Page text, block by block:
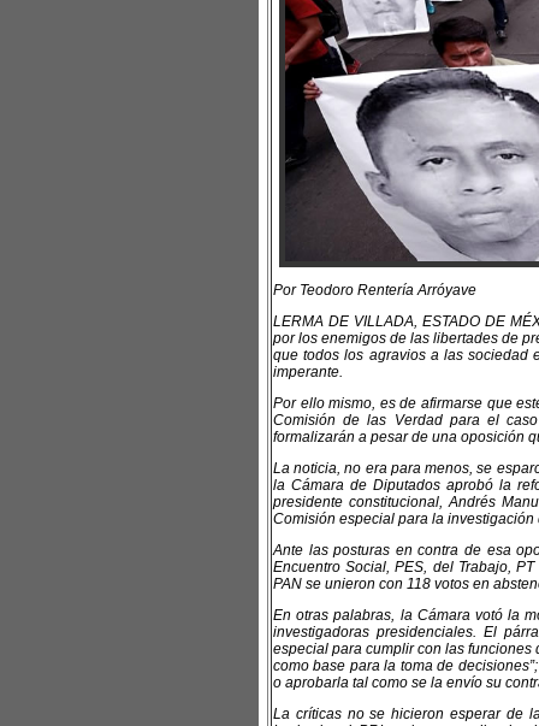
Por Teodoro Rentería Arróyave
LERMA DE VILLADA, ESTADO DE
por los enemigos de las libertades de
que todos los agravios a las sociedad
imperante.
Por ello mismo, es de afirmarse que
Comisión de las Verdad para el
formalizarán a pesar de una oposición
La noticia, no era para menos, se
la Cámara de Diputados aprobó la
presidente constitucional, Andrés
Comisión especial para la
Ante las posturas en contra de esa
Encuentro Social, PES, del Trabajo,
PAN se unieron con 118 votos en
En otras palabras, la Cámara votó la
investigadoras presidenciales. El
especial para cumplir con las
como base para la toma de
o aprobarla tal como se la envío su
La críticas no se hicieron esperar de